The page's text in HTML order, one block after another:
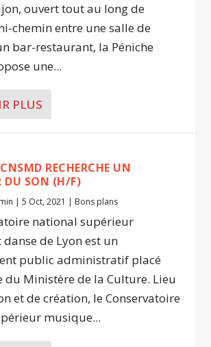
ouvert tout au long de
chemin entre une salle de
bar-restaurant, la Péniche
une...
PLUS
RECHERCHE UN
DU SON (H/F)
|5 Oct, 2021 | Bons plans
national supérieur
de Lyon est un
public administratif placé
du Ministère de la Culture. Lieu
et de création, le Conservatoire
musique...